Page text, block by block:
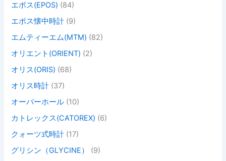
エポス(EPOS) (84)
エポス懐中時計 (9)
エムティーエム(MTM) (82)
オリエント(ORIENT) (2)
オリス(ORIS) (68)
オリス時計 (37)
オーバーホール (10)
カトレックス(CATOREX) (6)
クォーツ式時計 (17)
グリシン（GLYCINE）
(9)